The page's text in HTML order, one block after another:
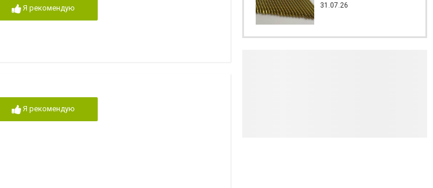
Я рекомендую
Я рекомендую
31.07.26